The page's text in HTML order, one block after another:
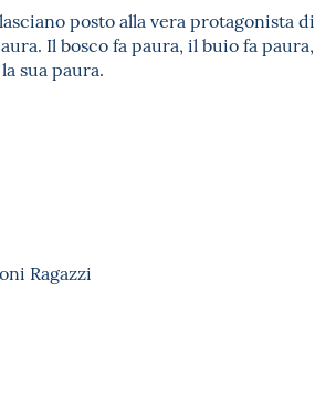
posto alla vera protagonista di
Il bosco fa paura, il buio fa paura,
sua paura.
Ragazzi